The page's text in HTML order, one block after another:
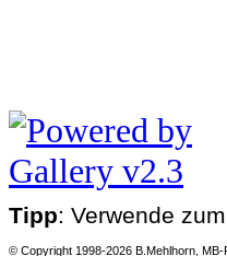
Tipp: Verwende
© Copyright 1998-2026 B.Mehlhorn, MB-